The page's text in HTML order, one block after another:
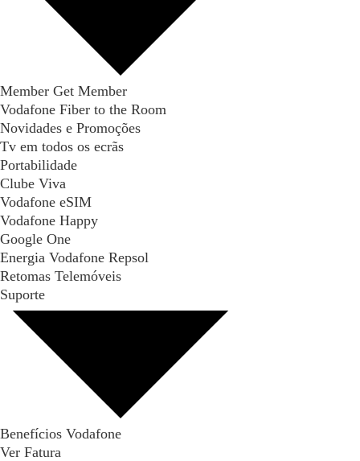
Member Get Member
Vodafone Fiber to the Room
Novidades e Promoções
Tv em todos os ecrãs
Portabilidade
Clube Viva
Vodafone eSIM
Vodafone Happy
Google One
Energia Vodafone Repsol
Retomas Telemóveis
Suporte
Benefícios Vodafone
Ver Fatura